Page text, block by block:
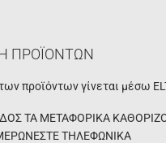
ΠΡΟΪΟΝΤΩΝ
προϊόντων γίνεται μέσω
ΤΑ ΜΕΤΑΦΟΡΙΚΑ
ΤΗΛΕΦΩΝΙΚΑ